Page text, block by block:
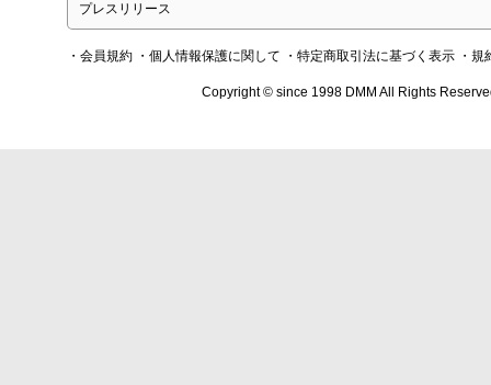
プレスリリース
・会員規約 ・個人情報保護に関して ・特定商取引法に基づく表示 ・規
Copyright © since 1998 DMM All Rights